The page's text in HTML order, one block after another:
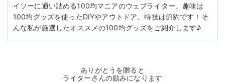
イソーに通い詰める100均マニアのウェブライター。趣味は
100均グッズを使ったDIYやアウトドア。特技は節約です！そ
んな私が厳選したオススメの100均グッズをご紹介します♪
ありがとうを贈ると
ライターさんの励みになります